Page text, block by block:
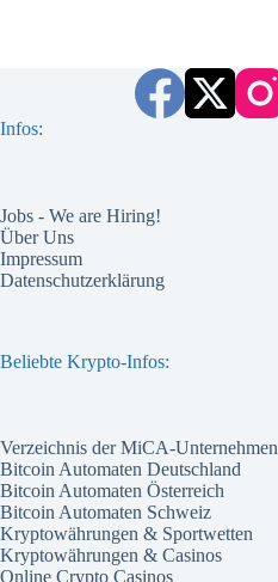
Infos:
Jobs - We are Hiring!
Über Uns
Impressum
Datenschutzerklärung
Beliebte Krypto-Infos:
Verzeichnis der MiCA-Unternehmen
Bitcoin Automaten Deutschland
Bitcoin Automaten Österreich
Bitcoin Automaten Schweiz
Kryptowährungen & Sportwetten
Kryptowährungen & Casinos
Online Crypto Casinos